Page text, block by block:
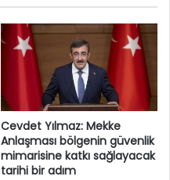
Cevdet Yılmaz: Mekke
Anlaşması bölgenin güvenlik
mimarisine katkı sağlayacak
tarihi bir adım